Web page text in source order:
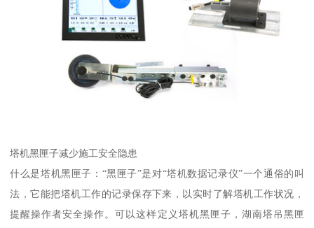
塔机黑匣子减少施工安全隐患
什么是塔机黑匣子：“黑匣子”是对“塔机数据记录仪”一个通俗的叫
法，它能把塔机工作的记录保存下来，以实时了解塔机工作状况，
提醒操作者安全操作。可以这样定义塔机黑匣子，湖南塔吊黑匣